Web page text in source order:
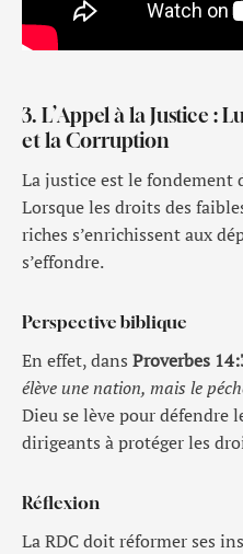
3. L’Appel à la Justice :
et la Corruption
La justice est le fondement
Lorsque les droits des
riches s’enrichissent aux
s’effondre.
Perspective biblique
En effet, dans Proverbes
élève une nation, mais le
Dieu se lève pour défendre
dirigeants à protéger les
Réflexion
La RDC doit réformer ses